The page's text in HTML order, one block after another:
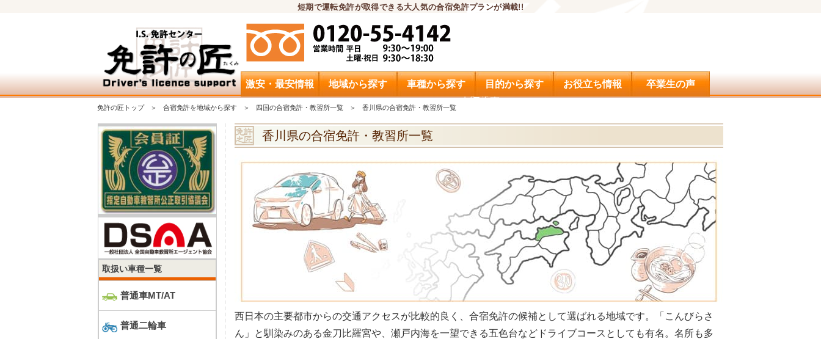
短期で運転免許が取得できる大人気の合宿免許プランが満載!!
問合せ
激安・最安情報 地域から探す 車種から探す 目的から探す お役立ち情報 卒業生の声
免許の匠トップ 合宿免許を地域から探す 四国の合宿免許・教習所一覧 香川県の合宿免許・教習所一覧
香川県の合宿免許・教習所一覧
西日本の主要都市からの交通アクセスが比較的良く、合宿免許の候補として選ばれる地域です。「こんびらさ
ん」と馴染みのある金刀比羅宮や、瀬戸内海を一望できる五色台などドライブコースとしても有名。名所も多
取扱い車種一覧
普通車MT/AT
普通二輪車